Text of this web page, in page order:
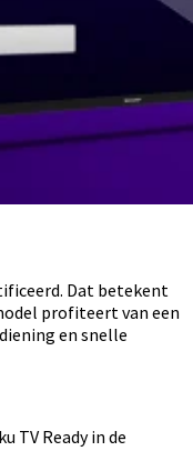
Dat betekent
profiteert van een
en snelle
TV Ready in de